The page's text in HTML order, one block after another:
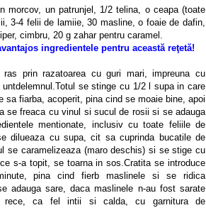
morcov, un patrunjel, 1/2 telina, o ceapa (toate
3-4 felii de lamiie, 30 masline, o foaie de dafin,
cimbru, 20 g zahar pentru caramel.
ingredientele pentru această reţetă!
ras prin razatoarea cu guri mari, impreuna cu
se stinge cu 1/2 l supa in care
sa fiarba, acoperit, pina cind se moaie bine, apoi
se freaca cu vinul si sucul de rosii si se adauga
mentionate, inclusiv cu toate feliile de
dilueaza cu supa, cit sa cuprinda bucatile de
se caramelizeaza (maro deschis) si se stige cu
s-a topit, se toarna in sos.Cratita se introduce
pina cind fierb maslinele si se ridica
adauga sare, daca maslinele n-au fost sarate
rece, ca fel intii si calda, cu garnitura de